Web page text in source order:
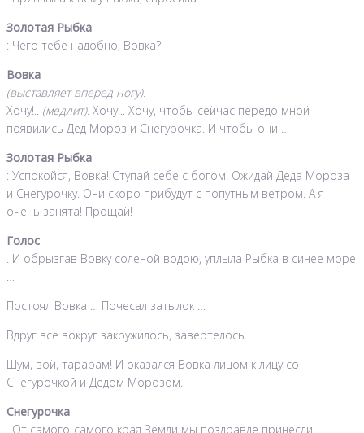
Золотая Рыбка
: Чего тебе надобно, Вовка?
Вовка
(выставляет вперед ногу).
Хочу!.. (медлит). Хочу!.. Хочу, чтобы сейчас передо мной
появились Дед Мороз и Снегурочка. И чтобы они …
Золотая Рыбка
: Успокойся, Вовка! Ступай себе с богом! Ожидай Деда Мороза
и Снегурочку. Они скоро прибудут с попутным ветром. А я
очень занята! Прощай!
Голос
. И обрызгав Вовку соленой водою, уплыла Рыбка в синее море
…
Постоял Вовка … Почесал затылок …
Вдруг все вокруг закружилось, завертелось.
Шум, вой, тарарам! И оказался Вовка лицом к лицу со
Снегурочкой и Дедом Морозом.
Снегурочка
. От самого-самого края Земли мы поздравле принесли.